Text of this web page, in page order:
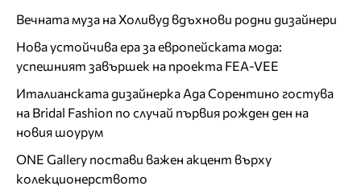
Вечната муза на Холивуд вдъхнови родни дизайнери
Нова устойчива ера за европейската мода:
успешният завършек на проекта FEA-VEE
Италианската дизайнерка Ада Сорентино гостува
на Bridal Fashion по случай първия рожден ден на
новия шоурум
ONE Gallery постави важен акцент върху
колекционерството